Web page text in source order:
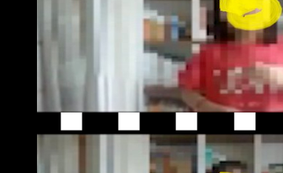
- 위탁받는 자 (수탁자) : OOO 고객센터
- 위탁하는 업무의 내용 : 고객상담 업무
- 위탁받는 자 (수탁자) : OOO
- 위탁하는 업무의 내용 : 본인확인 업무
- **재위탁받는 자(수탁자) : OOO 홈페이지 제작사 →
- **위탁하는 업무의 내용 : 문자메시지 발송, 카카오
- **재위탁받는 자(수탁자) : OOO 홈페이지 제작사
- **위탁하는 업무의 내용 : 문자메시지 발송, 카카오톡
② 회사는 위탁계약 체결 시 개인정보 보호법 제25조에
수탁자가 개인정보를 안전하게 처리하는지를 감독하고